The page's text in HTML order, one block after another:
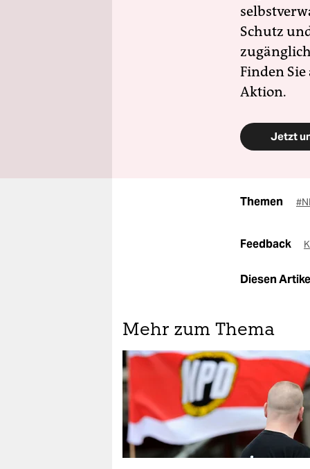
Schutz
Finden
Aktion.
Jetzt
Themen
Feedback
Diesen
Mehr zum Thema